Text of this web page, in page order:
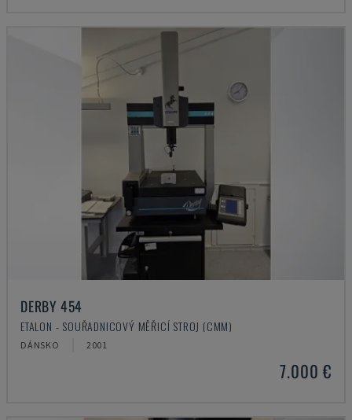
DERBY 454
ETALON - SOUŘADNICOVÝ MĚŘICÍ STROJ (CMM)
DÁNSKO 2001
7.000 €